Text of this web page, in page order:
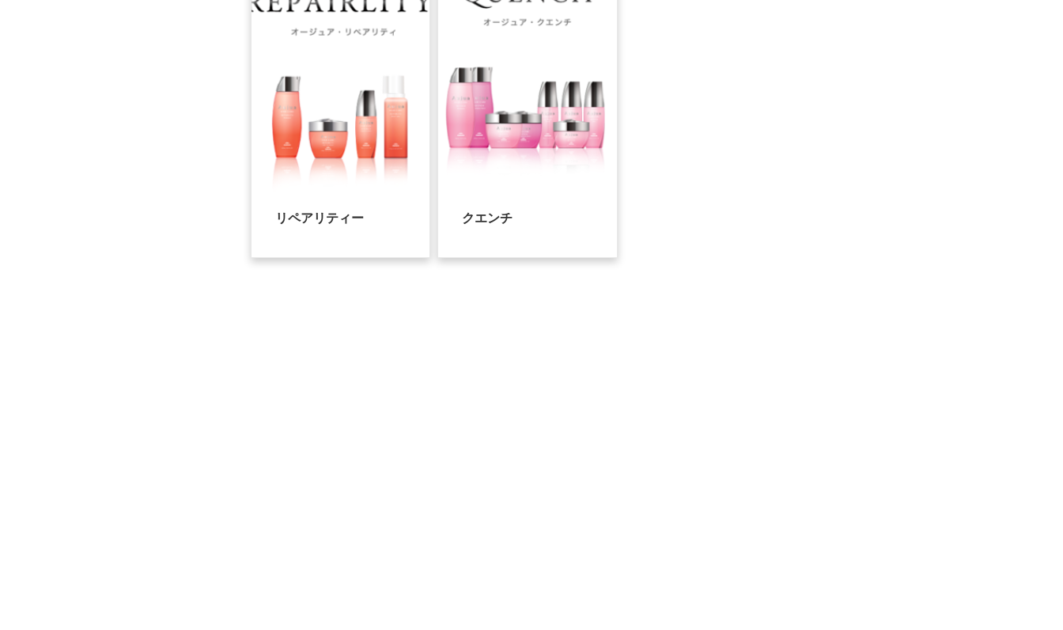
リペアリティー クエンチ